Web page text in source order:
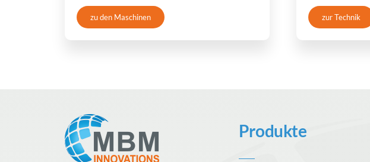
zu den Maschinen zur Technik
Produkte